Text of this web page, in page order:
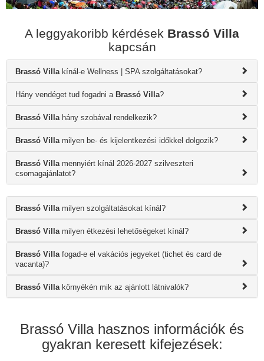
A leggyakoribb kérdések Brassó Villa
kapcsán
Brassó Villa kínál-e Wellness | SPA szolgáltatásokat?
Hány vendéget tud fogadni a Brassó Villa?
Brassó Villa hány szobával rendelkezik?
Brassó Villa milyen be- és kijelentkezési időkkel dolgozik?
Brassó Villa mennyiért kínál 2026-2027 szilveszteri
csomagajánlatot?
Brassó Villa milyen szolgáltatásokat kínál?
Brassó Villa milyen étkezési lehetőségeket kínál?
Brassó Villa fogad-e el vakációs jegyeket (tichet és card de
vacanta)?
Brassó Villa környékén mik az ajánlott látnivalók?
Brassó Villa hasznos információk és
gyakran keresett kifejezések: